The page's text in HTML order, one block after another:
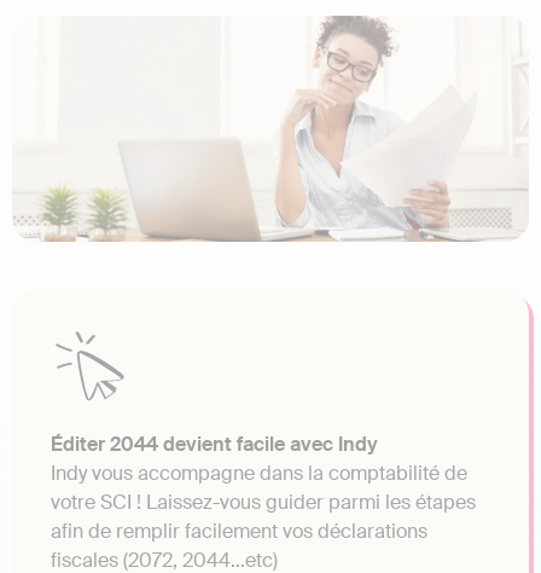
Éditer 2044 devient facile avec Indy
Indy vous accompagne dans la comptabilité de
votre SCI ! Laissez-vous guider parmi les étapes
afin de remplir facilement vos déclarations
fiscales (2072, 2044…etc)